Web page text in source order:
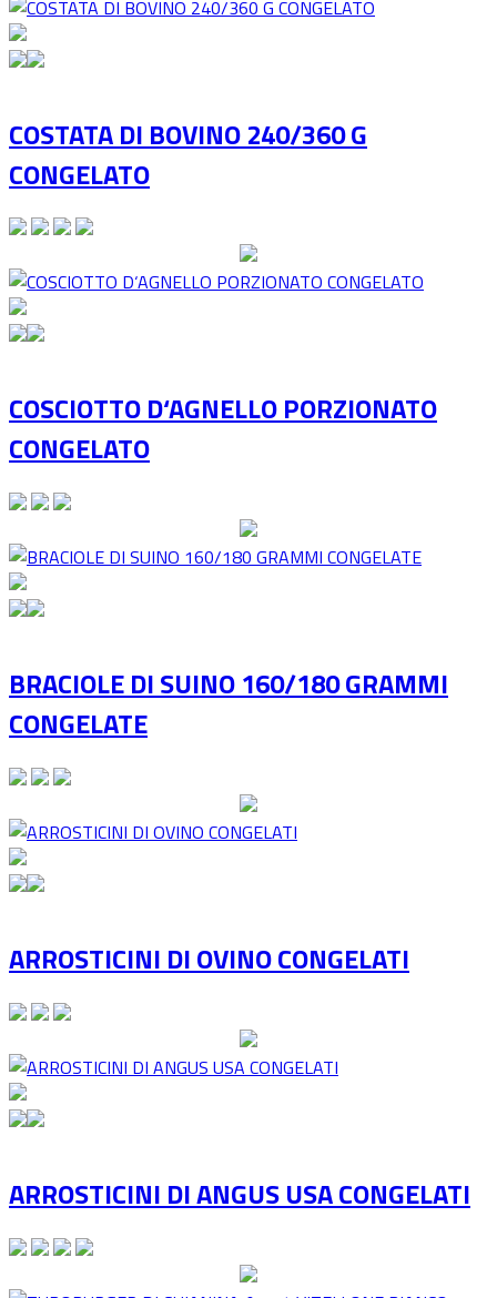
COSTATA DI BOVINO 240/360 G
CONGELATO
COSCIOTTO D‘AGNELLO PORZIONATO
CONGELATO
BRACIOLE DI SUINO 160/180 GRAMMI
CONGELATE
ARROSTICINI DI OVINO CONGELATI
ARROSTICINI DI ANGUS USA CONGELATI